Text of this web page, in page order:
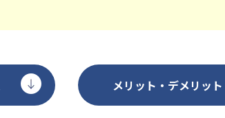
メリット・デメリット